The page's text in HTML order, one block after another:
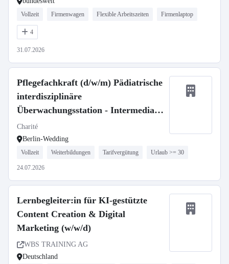
Vollzeit Firmenwagen Flexible Arbeitszeiten Firmenlaptop
4
31.07.2026
Pflegefachkraft (d/w/m) Pädiatrische
interdisziplinäre
Überwachungsstation - Intermediate
Care
Charité
Berlin-Wedding
Vollzeit Weiterbildungen Tarifvergütung Urlaub >= 30
24.07.2026
Lernbegleiter:in für KI-gestützte
Content Creation & Digital
Marketing (w/w/d)
WBS TRAINING AG
Deutschland